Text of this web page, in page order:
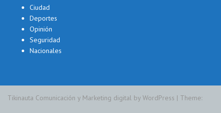
Ciudad
Deportes
Opinión
Seguridad
Nacionales
Tikinauta Comunicación y Marketing digital by WordPress | Theme: